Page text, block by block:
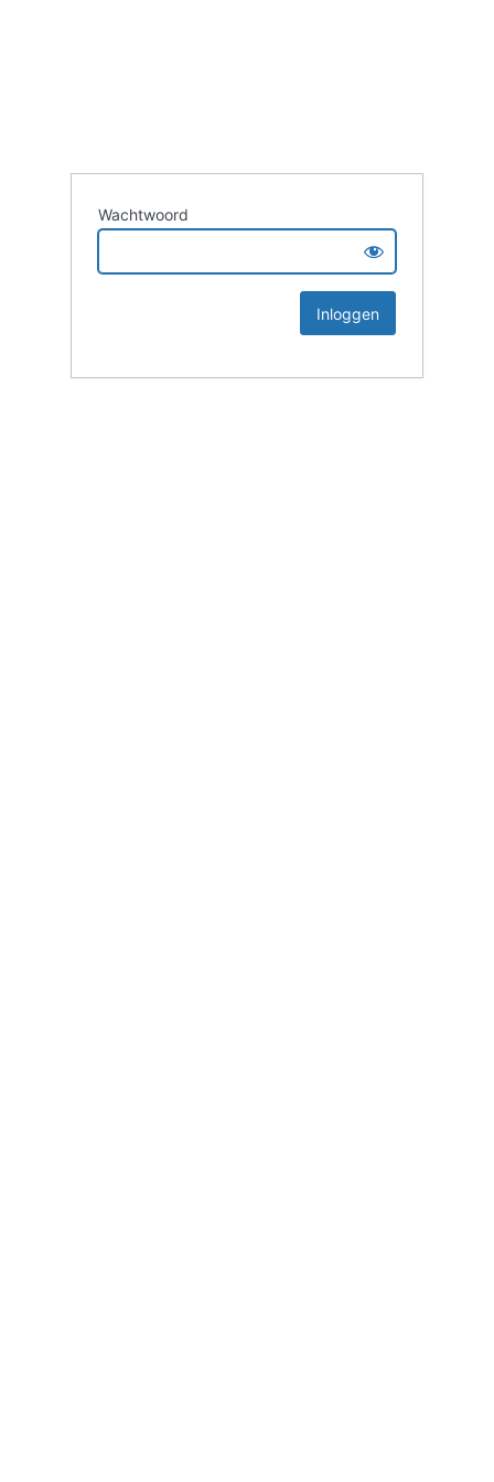
Wachtwoord